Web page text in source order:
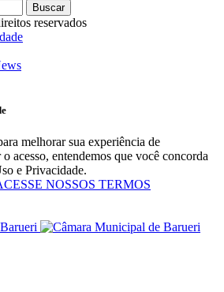
reservados
melhorar sua experiência de
acesso, entendemos que você concorda
e Privacidade.
NOSSOS TERMOS